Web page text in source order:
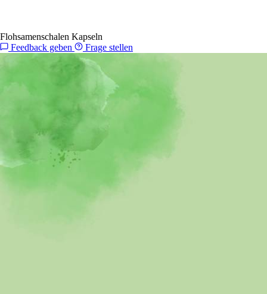
Flohsamenschalen Kapseln
Feedback geben
Frage stellen